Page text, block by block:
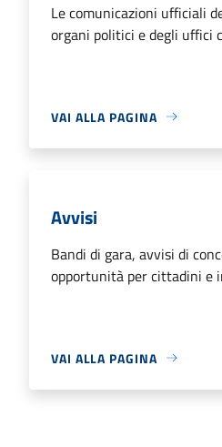
Le comunicazioni ufficiali
organi politici e degli uffici
VAI ALLA PAGINA
Avvisi
Bandi di gara, avvisi di
opportunità per cittadini e
VAI ALLA PAGINA